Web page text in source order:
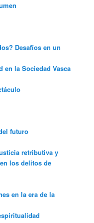
Desafíos en un
en la Sociedad Vasca
futuro
retributiva y
los delitos de
en la era de la